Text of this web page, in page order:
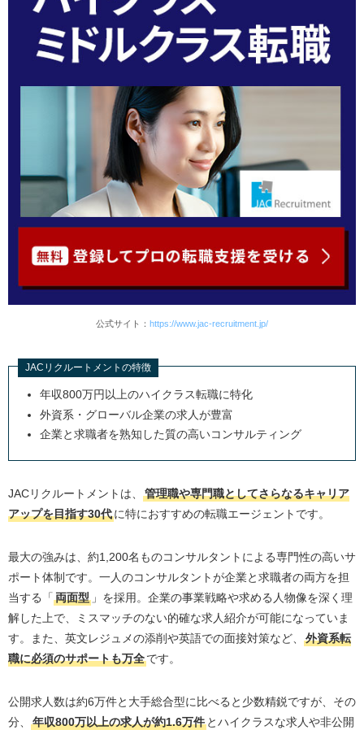
公式サイト： https://www.jac-recruitment.jp/
JACリクルートメントの特徴
年収800万円以上のハイクラス転職に特化
外資系・グローバル企業の求人が豊富
企業と求職者を熟知した質の高いコンサルティング
JACリクルートメントは、
管理職や専門職としてさらなるキャリア
アップを目指す30代に特におすすめの転職エージェントです。
最大の強みは、約1,200名ものコンサルタントによる専門性の高いサ
ポート体制です。一人のコンサルタントが企業と求職者の両方を担
当する「 両面型」を採用。企業の事業戦略や求める人物像を深く理
解した上で、ミスマッチのない的確な求人紹介が可能になっていま
す。また、英文レジュメの添削や英語での面接対策など、
外資系転
職に必須のサポートも万全です。
公開求人数は約6万件と大手総合型に比べると少数精鋭ですが、その
分、
年収800万以上の求人が約1.6万件とハイクラスな求人や非公開